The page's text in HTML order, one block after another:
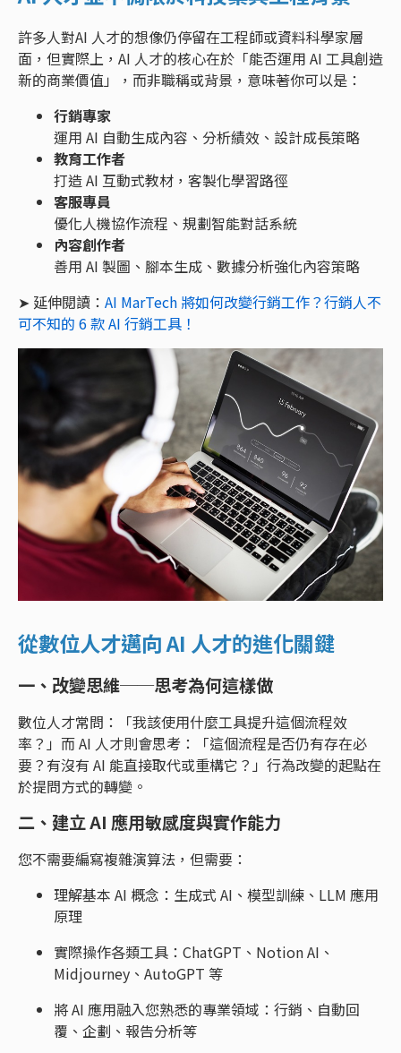
許多人對AI 人才的想像仍停留在工程師或資料科學家層
面，但實際上，AI 人才的核心在於「能否運用 AI 工具創造
新的商業價值」，而非職稱或背景，意味著你可以是：
行銷專家
運用 AI 自動生成內容、分析績效、設計成長策略
教育工作者
打造 AI 互動式教材，客製化學習路徑
客服專員
優化人機協作流程、規劃智能對話系統
內容創作者
善用 AI 製圖、腳本生成、數據分析強化內容策略
➤ 延伸閱讀： AI MarTech 將如何改變行銷工作？行銷人不
可不知的 6 款 AI 行銷工具！
從數位人才邁向 AI 人才的進化關鍵
一、改變思維──思考為何這樣做
數位人才常問：「我該使用什麼工具提升這個流程效
率？」而 AI 人才則會思考：「這個流程是否仍有存在必
要？有沒有 AI 能直接取代或重構它？」行為改變的起點在
於提問方式的轉變。
二、建立 AI 應用敏感度與實作能力
您不需要編寫複雜演算法，但需要：
理解基本 AI 概念：生成式 AI、模型訓練、LLM 應用
原理
實際操作各類工具：ChatGPT、Notion AI、
Midjourney、AutoGPT 等
將 AI 應用融入您熟悉的專業領域：行銷、自動回
覆、企劃、報告分析等